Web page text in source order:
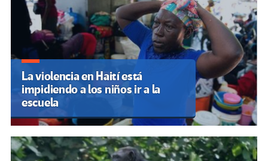
La violencia en Haití está
impidiendo a los niños ir a la
escuela